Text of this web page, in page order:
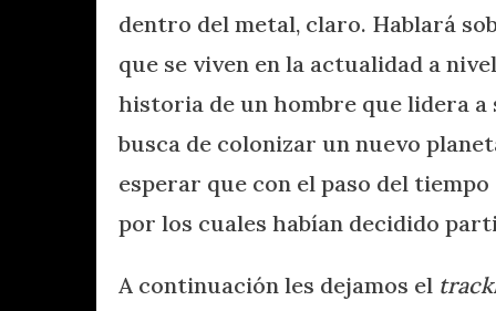
dentro del metal, claro. Hablará
que se viven en la actualidad a
historia de un hombre que lidera a
busca de colonizar un nuevo
esperar que con el paso del
por los cuales habían decidido
A continuación les dejamos el